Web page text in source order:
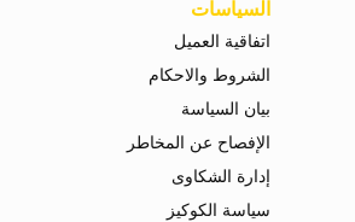
السياسات
اتفاقية العميل
الشروط والاحكام
بيان السياسة
الإفصاح عن المخاطر
إدارة الشكاوى
سياسة الكوكيز